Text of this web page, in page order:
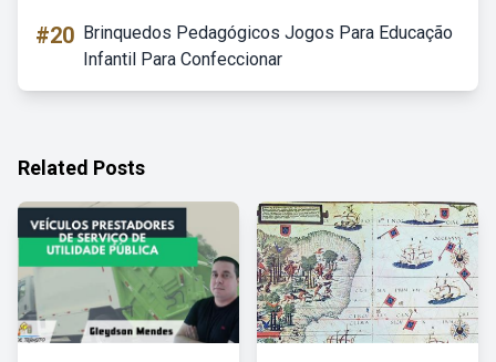
#20 Brinquedos Pedagógicos Jogos Para Educação
Infantil Para Confeccionar
Related Posts